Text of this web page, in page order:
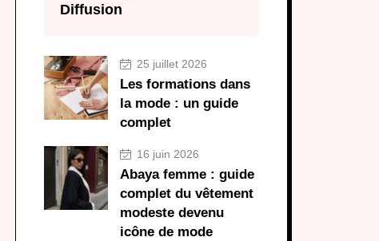
Diffusion
25 juillet 2026
Les formations dans
la mode : un guide
complet
16 juin 2026
Abaya femme : guide
complet du vêtement
modeste devenu
icône de mode